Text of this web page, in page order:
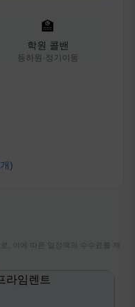
🏫
학원 콜밴
등하원·정기이동
)
, 이에 따른 일정액의 수수료를 제